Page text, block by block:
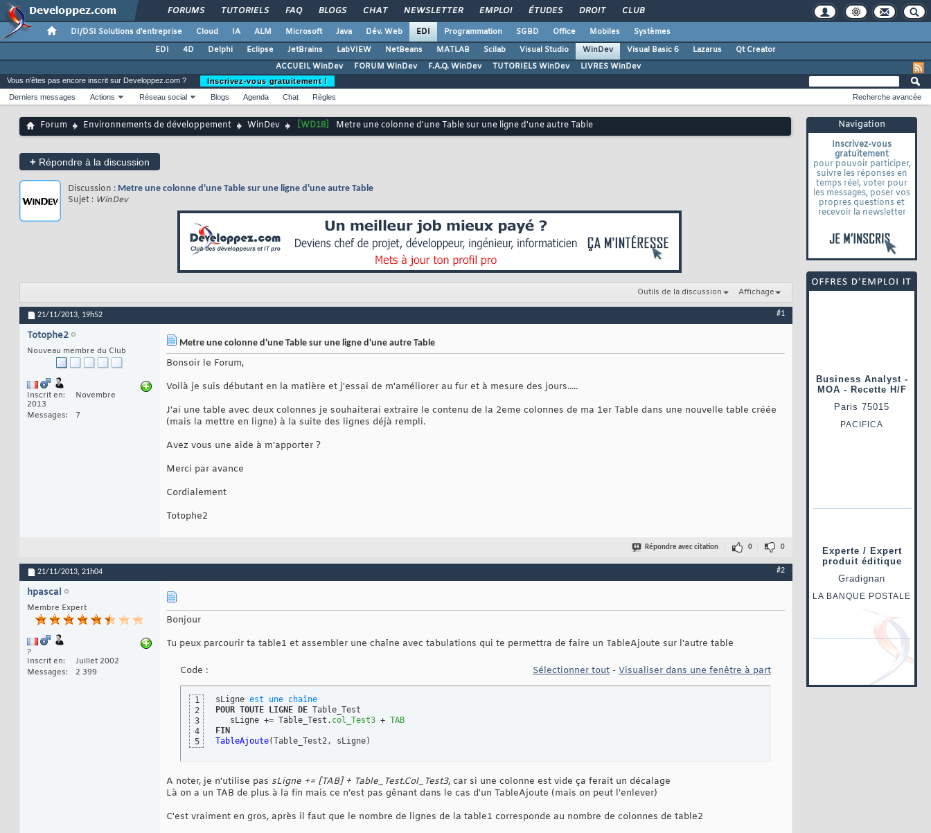
FORUMS TUTORIELS FAQ BLOGS CHAT NEWSLETTER EMPLOI ÉTUDES DROIT CLUB
DI/DSI Solutions d'entreprise Cloud IA ALM Microsoft Java Dév. Web EDI Programmation SGBD Office Mobiles
Systèmes
EDI
4D Delphi Eclipse JetBrains LabVIEW NetBeans MATLAB Scilab Visual Studio WinDev Visual Basic 6 Lazarus
Qt Creator
ACCUEIL WinDev
FORUM WinDev F.A.Q. WinDev TUTORIELS WinDev LIVRES WinDev
Navigation
Inscrivez-vous
gratuitement
pour pouvoir participer,
suivre les réponses en
temps réel, voter pour
les messages, poser vos
propres questions et
recevoir la newsletter
Vous n'êtes pas encore inscrit sur Developpez.com ?
Inscrivez-vous gratuitement !
Derniers messages
Actions Réseau social Blogs Agenda Chat Règles Recherche avancée
Forum Environnements de développement WinDev [WD18] Metre une colonne d'une Table sur une ligne d'une autre Table
+ Répondre à la discussion
Discussion : Metre une colonne d'une Table sur une ligne d'une autre Table
Sujet : WinDev
Outils de la discussion Affichage
21/11/2013, 19h52 #1
Totophe2
Nouveau membre du Club
Inscrit en
Novembre
2013
Messages
7
Metre une colonne d'une Table sur une ligne d'une autre Table
Bonsoir le Forum,
Voilà je suis débutant en la matière et j'essai de m'améliorer au fur et à mesure des jours.....
J'ai une table avec deux colonnes je souhaiterai extraire le contenu de la 2eme colonnes de ma 1er Table dans une nouvelle table créée
(mais la mettre en ligne) à la suite des lignes déjà rempli.
Avez vous une aide à m'apporter ?
Merci par avance
Cordialement
Totophe2
Répondre avec citation 0 0
21/11/2013, 21h04 #2
hpascal
Membre Expert
?
Inscrit en
Juillet 2002
Messages
2 399
Bonjour
Tu peux parcourir ta table1 et assembler une chaîne avec tabulations qui te permettra de faire un TableAjoute sur l'autre table
Code : Sélectionner tout - Visualiser dans une fenêtre à part
1
2
3
4
5
sLigne est une chaîne
POUR TOUTE LIGNE DE Table_Test
   sLigne += Table_Test.
col_Test3 + TAB
FIN
TableAjoute(Table_Test2, sLigne)
A noter, je n'utilise pas sLigne += [TAB] + Table_Test.Col_Test3, car si une colonne est vide ça ferait un décalage
Là on a un TAB de plus à la fin mais ce n'est pas gênant dans le cas d'un TableAjoute (mais on peut l'enlever)
C'est vraiment en gros, après il faut que le nombre de lignes de la table1 corresponde au nombre de colonnes de table2